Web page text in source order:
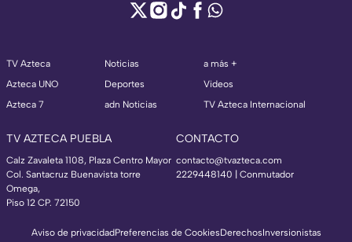
TV Azteca
Azteca UNO
Azteca 7
Noticias
Deportes
adn Noticias
a más +
Videos
TV Azteca Internacional
TV AZTECA PUEBLA
Calz Zavaleta 1108, Plaza Centro Mayor
Col. Santacruz Buenavista torre
Omega,
Piso 12 CP. 72150
CONTACTO
contacto@tvazteca.com
2229448140 | Conmutador
Aviso de privacidadPreferencias de CookiesDerechosInversionistas